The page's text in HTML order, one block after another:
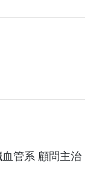
管系 顧問主治